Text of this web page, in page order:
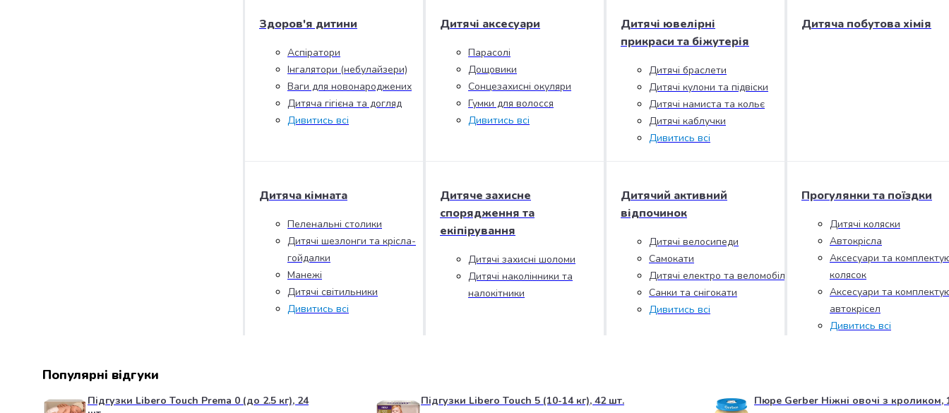
Рис
Гречана
Здоров'я дитини
Аспіратори
Інгалятори (небулайзери)
Ваги для новонароджених
Дитяча гігієна та догляд
Дивитись всі
Дитячі аксесуари
Парасолі
Дощовики
Сонцезахисні окуляри
Гумки для волосся
Дивитись всі
Дитячі ювелірні
прикраси та біжутерія
Дитячі браслети
Дитячі кулони та підвіски
Дитячі намиста та кольє
Дитячі каблучки
Дивитись всі
Дитяча побутова хімія
Дитяча кімната
Пеленальні столики
Дитячі шезлонги та крісла-
гойдалки
Манежі
Дитячі світильники
Дивитись всі
Дитяче захисне
спорядження та
екіпірування
Дитячі захисні шоломи
Дитячі наколінники та
налокітники
Дитячий активний
відпочинок
Дитячі велосипеди
Самокати
Дитячі електро та веломобілі
Санки та снігокати
Дивитись всі
Прогулянки та поїздки
Дитячі коляски
Автокрісла
Аксесуари та
колясок
Аксесуари та
автокрісел
Дивитись всі
Популярні відгуки
Підгузки Libero Touch Prema 0 (до 2.5 кг), 24
Підгузки Libero Touch 5 (10-14 кг), 42 шт. Пюре Gerber Ніжні овочі з кроликом,